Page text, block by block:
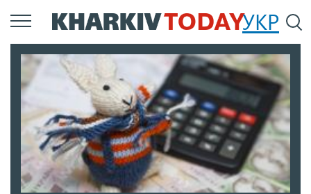
Перейти
к
содержанию
УКР